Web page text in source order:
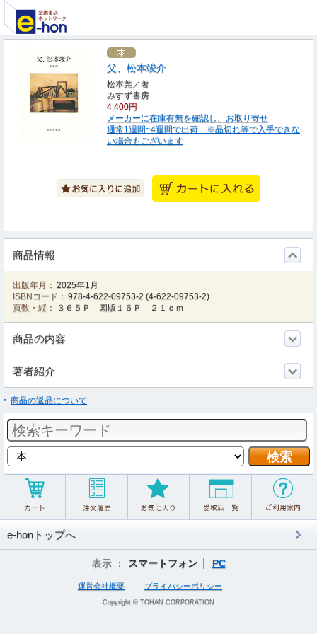
父、松本竣介
松本莞／著
みすず書房
4,400円
メーカーに在庫有無を確認し、お取り寄せ
通常1週間~4週間で出荷 ※品切れ等で入手できな
い場合もございます
商品情報
出版年月： 2025年1月
ISBNコード： 978-4-622-09753-2 (4-622-09753-2)
頁数・縦：
３６５Ｐ 図版１６Ｐ ２１ｃｍ
商品の内容
著者紹介
商品の返品について
e-honトップへ
表示 ： スマートフォン PC
運営会社概要 プライバシーポリシー
Copyright © TOHAN CORPORATION